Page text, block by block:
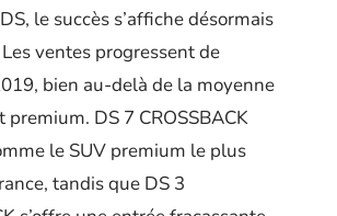
le succès s’affiche désormais
ventes progressent de
bien au-delà de la moyenne
DS 7 CROSSBACK
le SUV premium le plus
tandis que DS 3